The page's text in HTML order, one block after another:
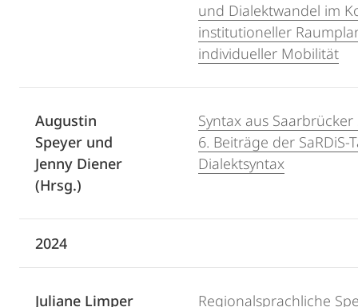
und Dialektwandel im
institutioneller
individueller Mobilität
Augustin
Speyer und
Jenny Diener
(Hrsg.)
Syntax aus Saarbrücker
6. Beiträge der SaRDiS-
Dialektsyntax
2024
Juliane Limper
Regionalsprachliche